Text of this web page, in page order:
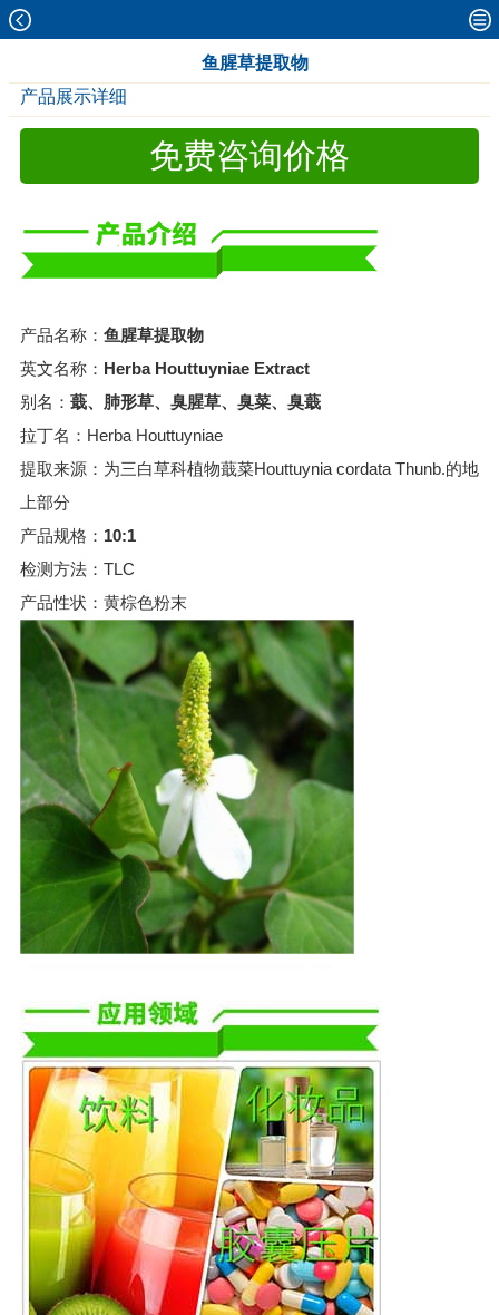
鱼腥草提取物
产品展示详细
免费咨询价格
产品名称： 鱼腥草提取物
英文名称： Herba Houttuyniae Extract
别名： 蕺、肺形草、臭腥草、臭菜、臭蕺
拉丁名：Herba Houttuyniae
提取来源：为三白草科植物蕺菜Houttuynia cordata Thunb.的地
上部分
产品规格： 10:1
检测方法：TLC
产品性状：黄棕色粉末